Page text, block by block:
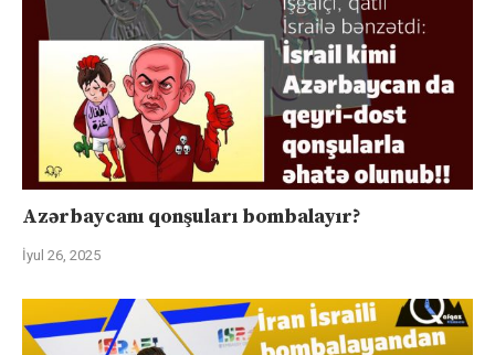
Azərbaycanı qonşuları bombalayır?
İyul 26, 2025